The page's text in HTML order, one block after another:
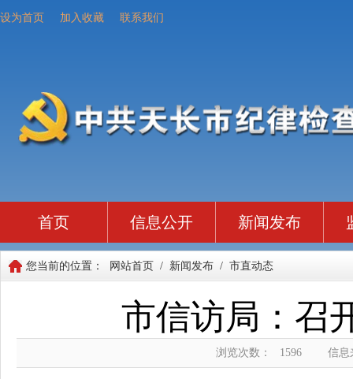
设为首页 加入收藏 联系我们
首页 信息公开 新闻发布
您当前的位置： 网站首页 / 新闻发布 / 市直动态
市信访局：召
浏览次数： 1596 信息